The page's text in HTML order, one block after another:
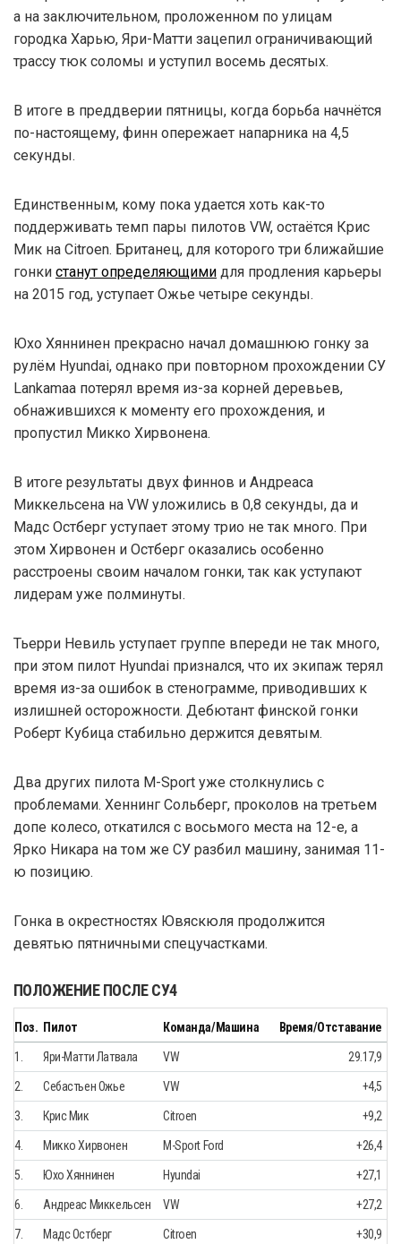
а на заключительном, проложенном по улицам
городка Харью, Яри-Матти зацепил ограничивающий
трассу тюк соломы и уступил восемь десятых.
В итоге в преддверии пятницы, когда борьба начнётся
по-настоящему, финн опережает напарника на 4,5
секунды.
Единственным, кому пока удается хоть как-то
поддерживать темп пары пилотов VW, остаётся Крис
Мик на Citroen. Британец, для которого три ближайшие
гонки станут определяющими для продления карьеры
на 2015 год, уступает Ожье четыре секунды.
Юхо Хяннинен прекрасно начал домашнюю гонку за
рулём Hyundai, однако при повторном прохождении СУ
Lankamaa потерял время из-за корней деревьев,
обнажившихся к моменту его прохождения, и
пропустил Микко Хирвонена.
В итоге результаты двух финнов и Андреаса
Миккельсена на VW уложились в 0,8 секунды, да и
Мадс Остберг уступает этому трио не так много. При
этом Хирвонен и Остберг оказались особенно
расстроены своим началом гонки, так как уступают
лидерам уже полминуты.
Тьерри Невиль уступает группе впереди не так много,
при этом пилот Hyundai признался, что их экипаж терял
время из-за ошибок в стенограмме, приводивших к
излишней осторожности. Дебютант финской гонки
Роберт Кубица стабильно держится девятым.
Два других пилота M-Sport уже столкнулись с
проблемами. Хеннинг Сольберг, проколов на третьем
допе колесо, откатился с восьмого места на 12-е, а
Ярко Никара на том же СУ разбил машину, занимая 11-
ю позицию.
Гонка в окрестностях Ювяскюля продолжится
девятью пятничными спецучастками.
ПОЛОЖЕНИЕ ПОСЛЕ СУ4
Поз. Пилот Команда/Машина Время/Отставание
1. Яри-Матти Латвала VW 29.17,9
2. Себастьен Ожье VW +4,5
3. Крис Мик Citroen +9,2
4. Микко Хирвонен M-Sport Ford +26,4
5. Юхо Хяннинен Hyundai +27,1
6. Андреас Миккельсен VW +27,2
7. Мадс Остберг Citroen +30,9